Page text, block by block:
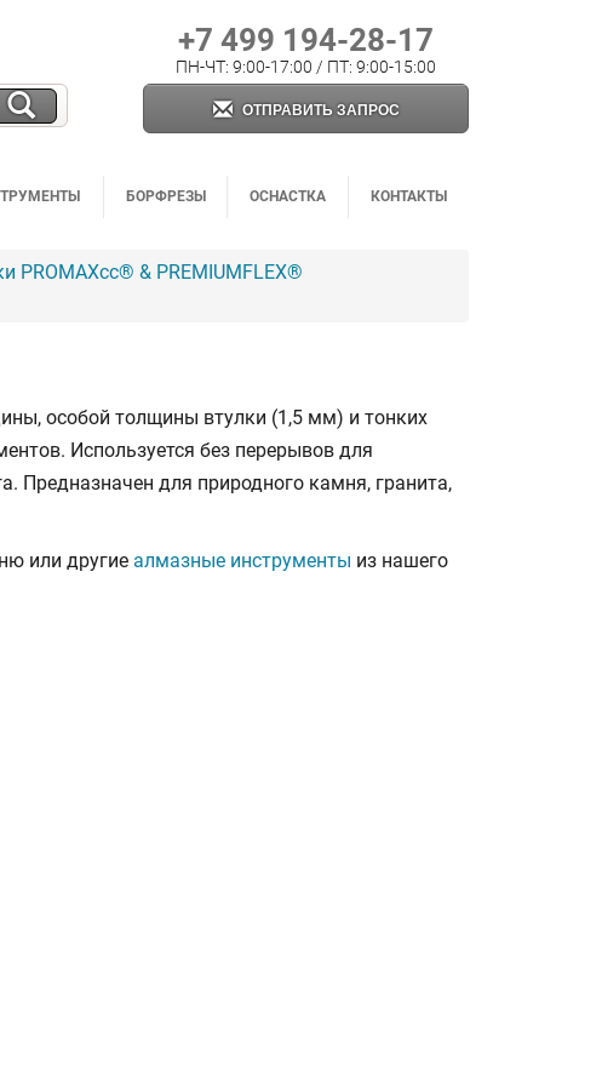
+7 499 194-28-17
ПН-ЧТ: 9:00-17:00 / ПТ: 9:00-15:00
ОТПРАВИТЬ ЗАПРОС
БОРФРЕЗЫ ОСНАСТКА КОНТАКТЫ
PROMAXcc® & PREMIUMFLEX®
особой толщины втулки (1,5 мм) и тонких
Используется без перерывов для
Предназначен для природного камня, гранита,
или другие алмазные инструменты из нашего